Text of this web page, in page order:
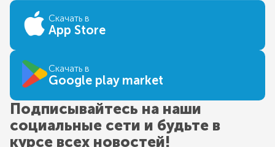
Скачать в
App Store
Скачать в
Google play market
Подписывайтесь на наши
социальные сети и будьте в
курсе всех новостей!